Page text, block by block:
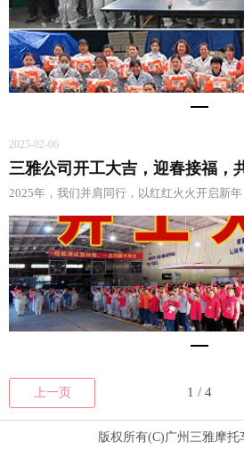
2025-02-06
三雅公司开工大吉，迎春接福，
2025年，我们并肩同行，以红红火火开启新年
上一页
版权所有(C)广州三雅摩托